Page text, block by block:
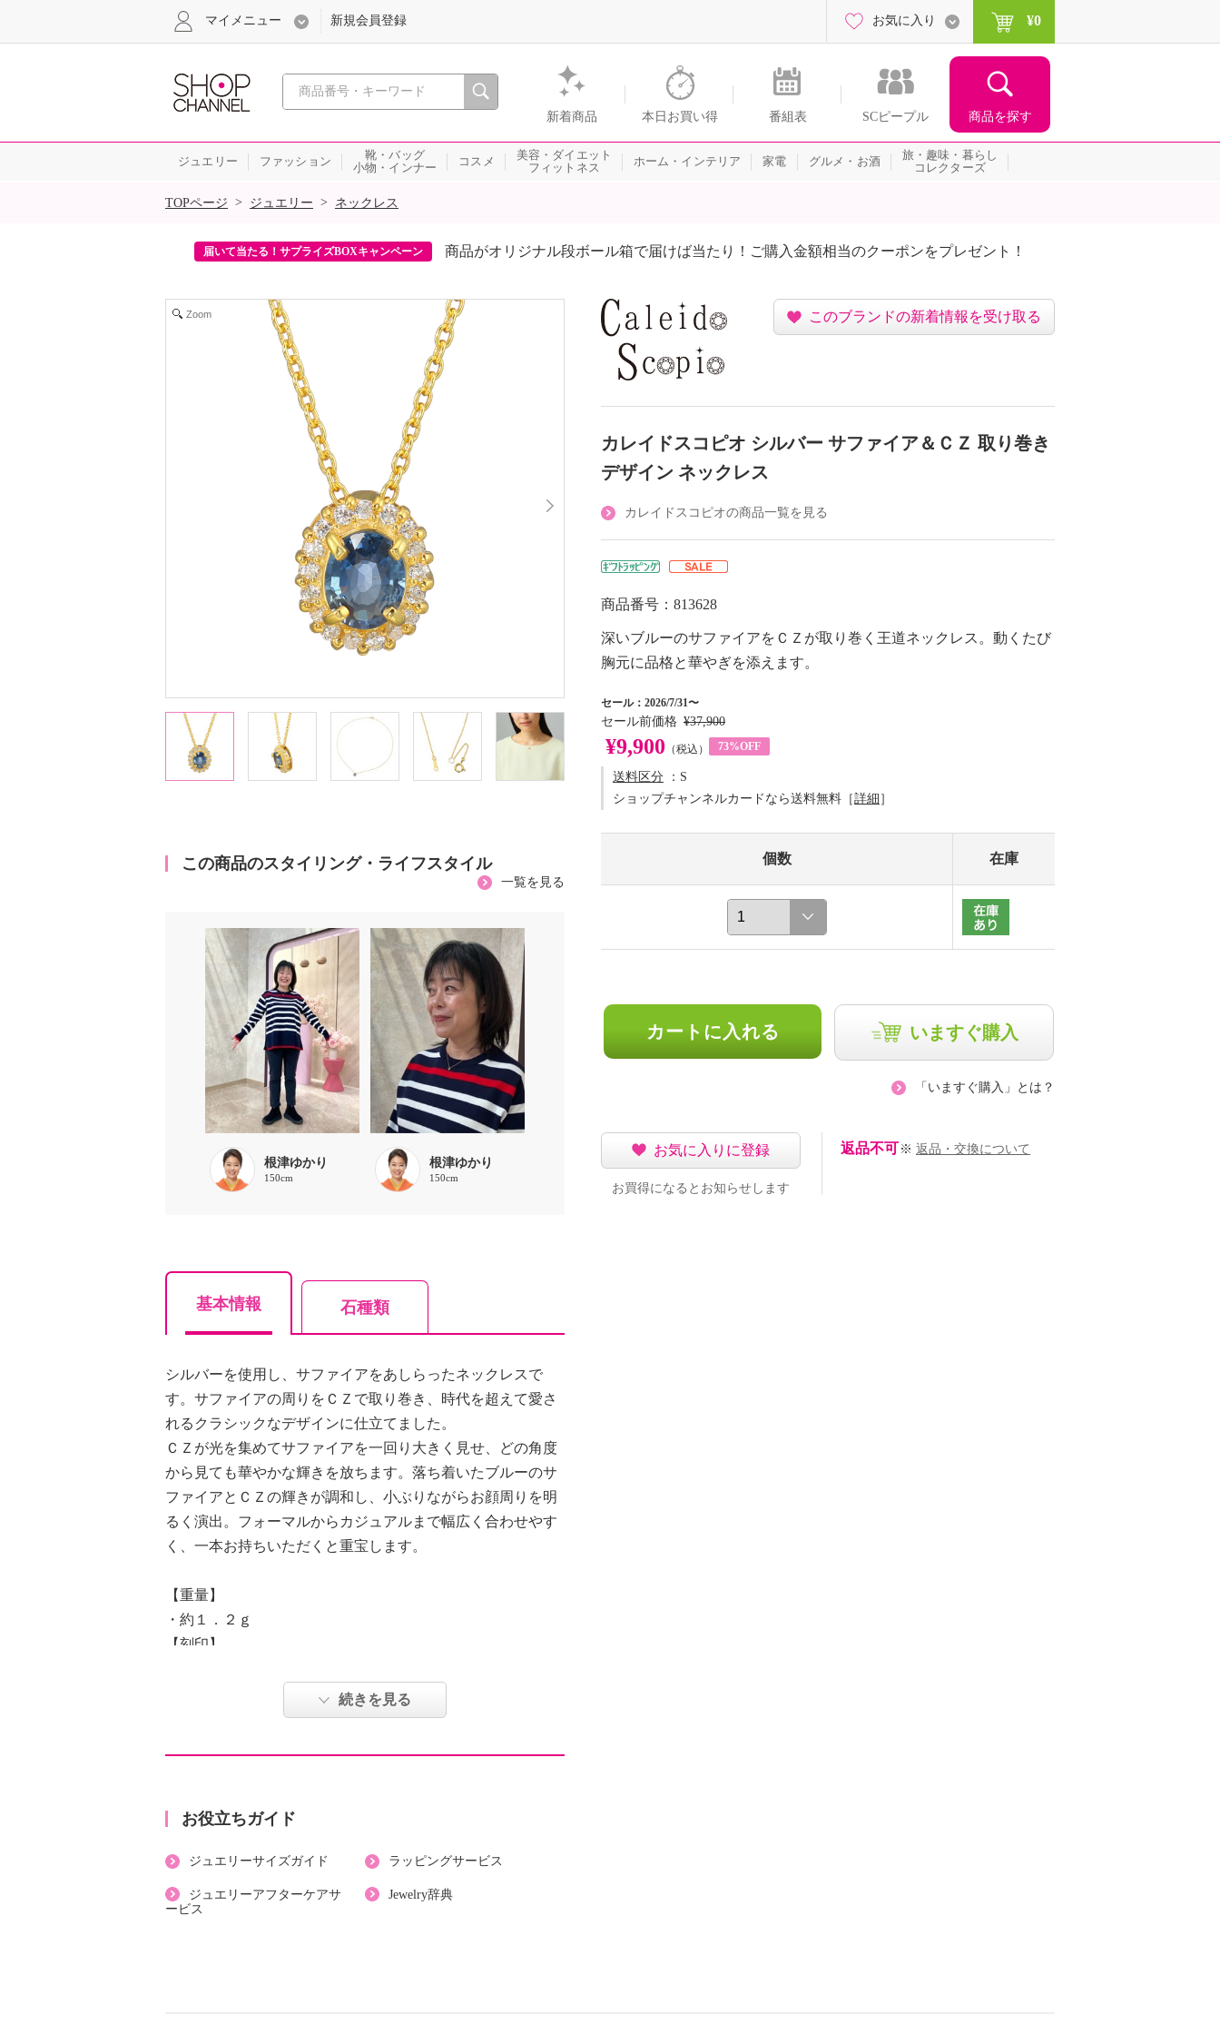
心おどる、瞬間を。通販・テレビショッピングのショップチャンネル
新着商品 本日お買い得 番組表 SCピープル 商品を探す
マイメニュー 新規会員登録 お気に入り ¥0
ジュエリー ファッション
靴・バッグ
小物・インナー
コスメ
美容・ダイエット
フィットネス
ホーム・インテリア 家電 グルメ・お酒
旅・趣味・暮らし
コレクターズ
SALE
TOPページ > ジュエリー > ネックレス
届いて当たる！サプライズBOXキャンペーン 商品がオリジナル段ボール箱で届けば当たり！ご購入金額相当のクーポンをプレゼント！
Zoom
この商品のスタイリング・ライフスタイル
一覧を見る
根津ゆかり
150cm
根津ゆかり
150cm
基本情報 石種類
シルバーを使用し、サファイアをあしらったネックレスで
す。サファイアの周りをＣＺで取り巻き、時代を超えて愛さ
れるクラシックなデザインに仕立てました。
ＣＺが光を集めてサファイアを一回り大きく見せ、どの角度
から見ても華やかな輝きを放ちます。落ち着いたブルーのサ
ファイアとＣＺの輝きが調和し、小ぶりながらお顔周りを明
るく演出。フォーマルからカジュアルまで幅広く合わせやす
く、一本お持ちいただくと重宝します。
【重量】
・約１．２ｇ
【刻印】
・長さ：約３７〜４０ｃｍ
【メッキ素材】
【その他】
・個体差あり
【原産国（地）】
続きを見る
お役立ちガイド
ジュエリーサイズガイド ラッピングサービス
ジュエリーアフターケアサ
ービス
Jewelry辞典
このブランドの新着情報を受け取る
カレイドスコピオ シルバー サファイア＆ＣＺ 取り巻き
デザイン ネックレス
カレイドスコピオの商品一覧を見る
商品番号：813628
深いブルーのサファイアをＣＺが取り巻く王道ネックレス。動くたび
胸元に品格と華やぎを添えます。
セール：2026/7/31〜
セール前価格 ¥37,900
¥9,900 （税込） 73%OFF
送料区分 ：S
ショップチャンネルカードなら送料無料［詳細 ］
個数 在庫
カートに入れる いますぐ購入
「いますぐ購入」とは？
お気に入りに登録
お買得になるとお知らせします
返品不可 ※ 返品・交換について